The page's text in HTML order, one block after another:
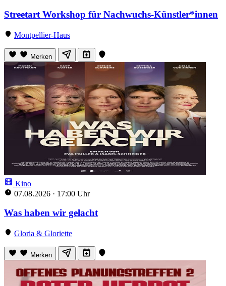
Streetart Workshop für Nachwuchs-Künstler*innen
Montpellier-Haus
Merken
Kino
07.08.2026 · 17:00 Uhr
Was haben wir gelacht
Gloria & Gloriette
Merken